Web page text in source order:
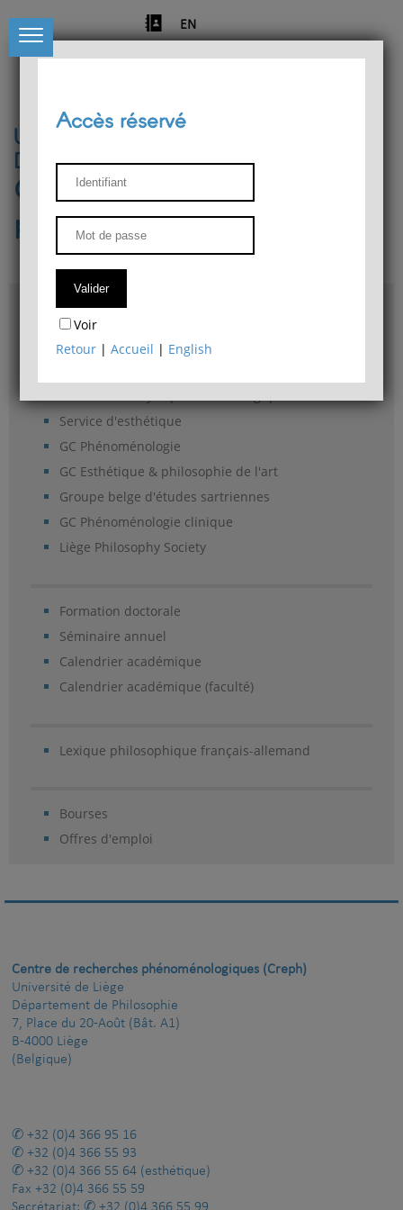
EN
Université de Liège
Département de philosophie
Centre de recherches
phénoménologiques
Accès & plans
Bibliothèque du Département de philosophie
Service d'esthétique
GC Phénoménologie
GC Esthétique & philosophie de l'art
Groupe belge d'études sartriennes
GC Phénoménologie clinique
Liège Philosophy Society
Formation doctorale
Séminaire annuel
Calendrier académique
Calendrier académique (faculté)
Lexique philosophique français-allemand
Bourses
Offres d'emploi
Accès réservé
Voir
Retour |Accueil | English
Centre de recherches phénoménologiques (Creph)
Université de Liège
Département de Philosophie
7, Place du 20-Août (Bât. A1)
B-4000 Liège
(Belgique)
+32 (0)4 366 95 16
+32 (0)4 366 55 93
+32 (0)4 366 55 64 (esthétique)
Fax +32 (0)4 366 55 59